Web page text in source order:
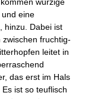
würzige
eine
hinzu. Dabei ist
fruchtig-
leitet in
das erst im Hals
ist so teuflisch